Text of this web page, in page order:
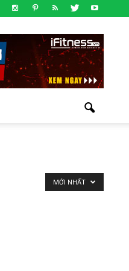
MỚI NHẤT